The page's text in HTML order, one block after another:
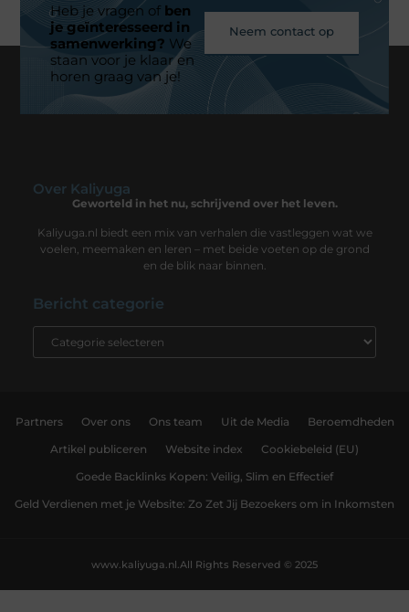
Heb je vragen ofben
je geïnteresseerd in
samenwerking? We
staan voor je klaar en
horen graag van je!
Neem contact op
Over Kaliyuga
Geworteld in het nu, schrijvend over het leven.
Kaliyuga.nl biedt een mix van verhalen die vastleggen wat we
voelen, meemaken en leren – met beide voeten op de grond
en de blik naar binnen.
Bericht categorie
Partners Over ons Ons team Uit de Media Beroemdheden
Artikel publiceren Website index Cookiebeleid (EU)
Goede Backlinks Kopen: Veilig, Slim en Effectief
Geld Verdienen met je Website: Zo Zet Jij Bezoekers om in Inkomsten
All Rights Reserved © 2025
www.kaliyuga.nl.